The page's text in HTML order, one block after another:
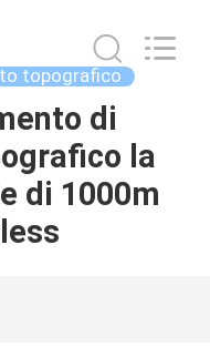
topografico
di
la
di 1000m